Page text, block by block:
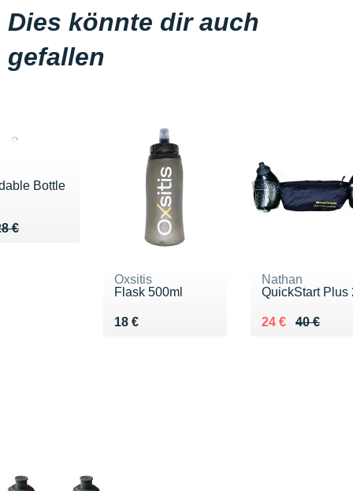
Dies könnte dir auch
gefallen
Bottle
€28 €
€
Oxsitis
Flask 500ml
18 €
Vendu 18 €
Nathan
QuickStart Plus
40 €
Au lieu de 40 €
24 €
Vendu 24 €